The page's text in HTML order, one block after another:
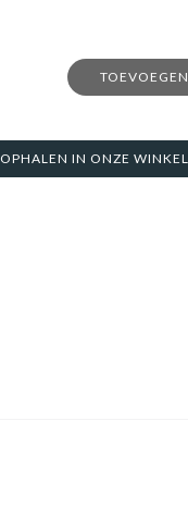
TOEVOEGEN
OPHALEN IN ONZE WINKEL